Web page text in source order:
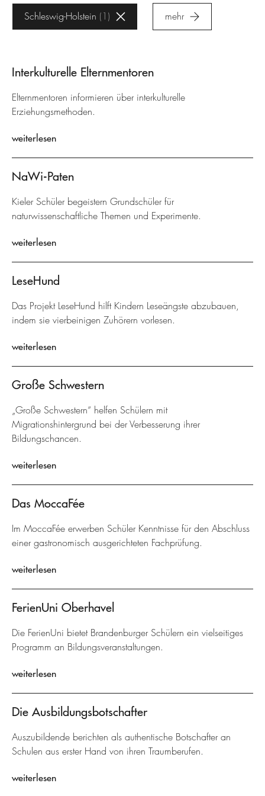
Schleswig-Holstein 1 mehr
Interkulturelle Elternmentoren
Elternmentoren informieren über interkulturelle
Erziehungsmethoden.
weiterlesen
NaWi-Paten
Kieler Schüler begeistern Grundschüler für
naturwissenschaftliche Themen und Experimente.
weiterlesen
LeseHund
Das Projekt LeseHund hilft Kindern Leseängste abzubauen,
indem sie vierbeinigen Zuhörern vorlesen.
weiterlesen
Große Schwestern
„Große Schwestern“ helfen Schülern mit
Migrationshintergrund bei der Verbesserung ihrer
Bildungschancen.
weiterlesen
Das MoccaFée
Im MoccaFée erwerben Schüler Kenntnisse für den Abschluss
einer gastronomisch ausgerichteten Fachprüfung.
weiterlesen
FerienUni Oberhavel
Die FerienUni bietet Brandenburger Schülern ein vielseitiges
Programm an Bildungsveranstaltungen.
weiterlesen
Die Ausbildungsbotschafter
Auszubildende berichten als authentische Botschafter an
Schulen aus erster Hand von ihren Traumberufen.
weiterlesen